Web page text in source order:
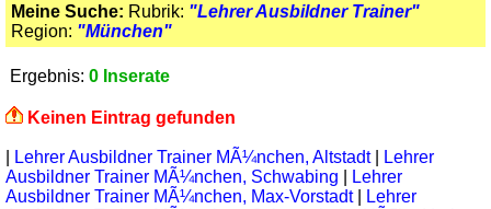
Meine Suche: Rubrik: "Lehrer Ausbildner Trainer"
Region: "München"
Ergebnis: 0 Inserate
Keinen Eintrag gefunden
Lehrer Ausbildner Trainer MÃ¼nchen, Altstadt
Lehrer
Ausbildner Trainer MÃ¼nchen, Schwabing
Lehrer
Ausbildner Trainer MÃ¼nchen, Max-Vorstadt
Lehrer